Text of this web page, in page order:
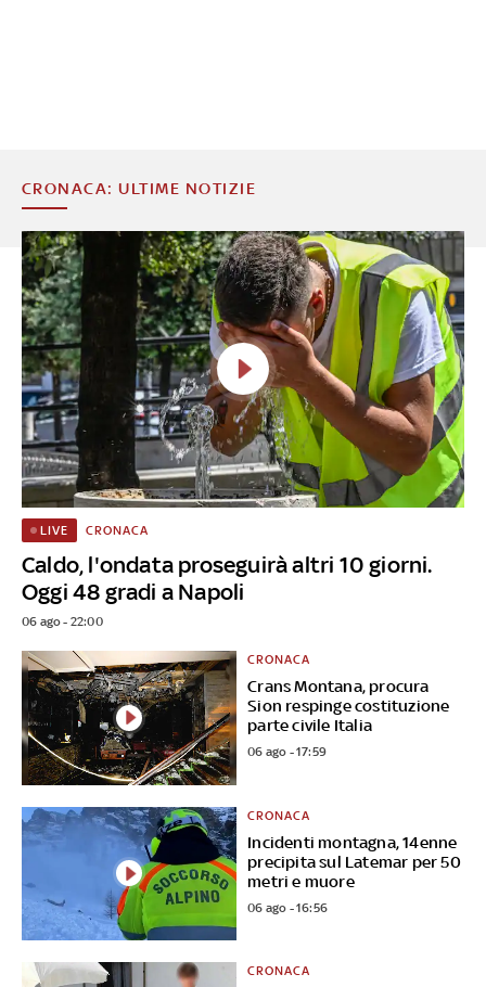
CRONACA: ULTIME NOTIZIE
Caldo, l'ondata proseguirà altri 10 giorni.
Oggi 48 gradi a Napoli
LIVE CRONACA
06 ago - 22:00
Crans Montana, procura
Sion respinge costituzione
parte civile Italia
CRONACA
06 ago - 17:59
Incidenti montagna, 14enne
precipita sul Latemar per 50
metri e muore
CRONACA
06 ago - 16:56
CRONACA